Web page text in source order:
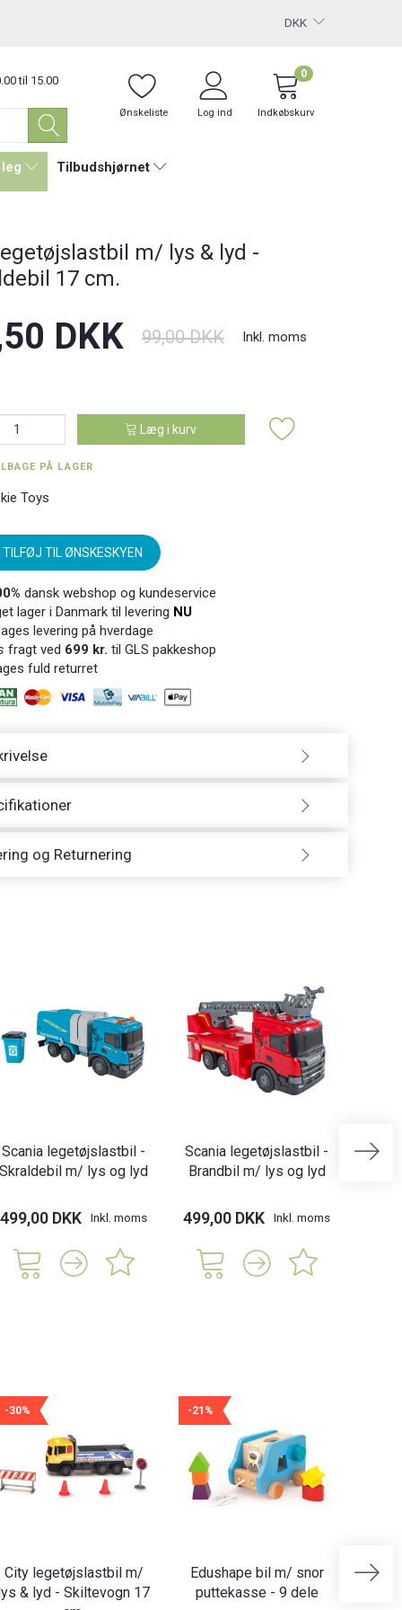
DKK
til 15.00
Ønskeliste Log ind Indkøbskurv
0
Tilbudshjørnet
m/ lys & lyd -
17 cm.
DKK 99,00 DKK Inkl. moms
Læg i kurv
PÅ LAGER
Toys
TILFØJ TIL ØNSKESKYEN
dansk webshop og kundeservice
lager i Danmark til levering NU
levering på hverdage
fragt ved 699 kr. til GLS pakkeshop
fuld returret
og Returnering
Scania legetøjslastbil -
Skraldebil m/ lys og lyd
499,00 DKK Inkl. moms
Scania legetøjslastbil -
Brandbil m/ lys og lyd
499,00 DKK Inkl. moms
BIG
-30%
City legetøjslastbil m/
& lyd - Skiltevogn 17
-21%
Edushape bil m/ snor
puttekasse - 9 dele